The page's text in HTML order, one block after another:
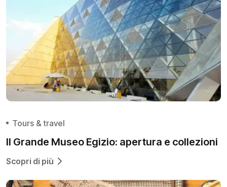
Tours & travel
Il Grande Museo Egizio: apertura e collezioni
Scopri di più